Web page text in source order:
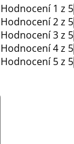
Hodnocení 1 z 5
Hodnocení 2 z 5
Hodnocení 3 z 5
Hodnocení 4 z 5
Hodnocení 5 z 5